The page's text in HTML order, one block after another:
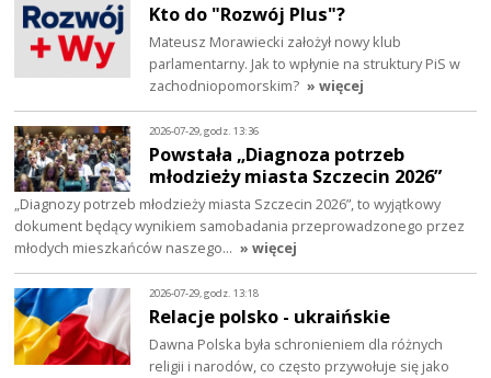
Kto do "Rozwój Plus"?
Mateusz Morawiecki założył nowy klub
parlamentarny. Jak to wpłynie na struktury PiS w
zachodniopomorskim? » więcej
2026-07-29, godz. 13:36
Powstała „Diagnoza potrzeb
młodzieży miasta Szczecin 2026”
„Diagnozy potrzeb młodzieży miasta Szczecin 2026”, to wyjątkowy
dokument będący wynikiem samobadania przeprowadzonego przez
młodych mieszkańców naszego… » więcej
2026-07-29, godz. 13:18
Relacje polsko - ukraińskie
Dawna Polska była schronieniem dla różnych
religii i narodów, co często przywołuje się jako